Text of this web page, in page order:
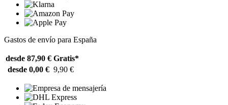
Gastos de envío para España
desde 87,90 € Gratis*
desde 0,00 € 9,90 €